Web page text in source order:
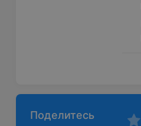
Поделитесь